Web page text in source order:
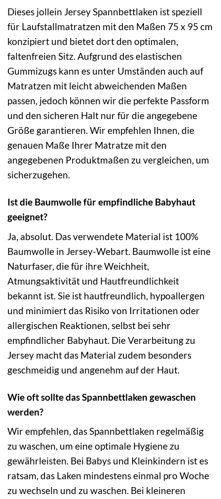
Dieses jollein Jersey Spannbettlaken ist speziell
für Laufstallmatratzen mit den Maßen 75 x 95 cm
konzipiert und bietet dort den optimalen,
faltenfreien Sitz. Aufgrund des elastischen
Gummizugs kann es unter Umständen auch auf
Matratzen mit leicht abweichenden Maßen
passen, jedoch können wir die perfekte Passform
und den sicheren Halt nur für die angegebene
Größe garantieren. Wir empfehlen Ihnen, die
genauen Maße Ihrer Matratze mit den
angegebenen Produktmaßen zu vergleichen, um
sicherzugehen.
Ist die Baumwolle für empfindliche Babyhaut
geeignet?
Ja, absolut. Das verwendete Material ist 100%
Baumwolle in Jersey-Webart. Baumwolle ist eine
Naturfaser, die für ihre Weichheit,
Atmungsaktivität und Hautfreundlichkeit
bekannt ist. Sie ist hautfreundlich, hypoallergen
und minimiert das Risiko von Irritationen oder
allergischen Reaktionen, selbst bei sehr
empfindlicher Babyhaut. Die Verarbeitung zu
Jersey macht das Material zudem besonders
geschmeidig und angenehm auf der Haut.
Wie oft sollte das Spannbettlaken gewaschen
werden?
Wir empfehlen, das Spannbettlaken regelmäßig
zu waschen, um eine optimale Hygiene zu
gewährleisten. Bei Babys und Kleinkindern ist es
ratsam, das Laken mindestens einmal pro Woche
zu wechseln und zu waschen. Bei kleineren